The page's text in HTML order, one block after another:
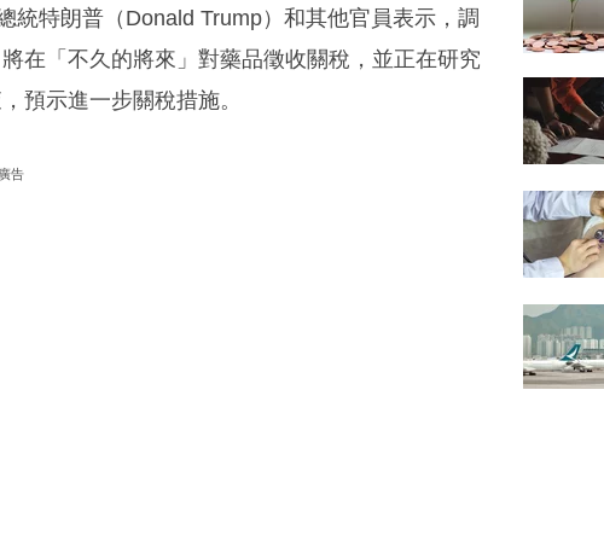
特朗普（Donald Trump）和其他官員表示，調
在「不久的將來」對藥品徵收關稅，並正在研究
預示進一步關稅措施。
廣告